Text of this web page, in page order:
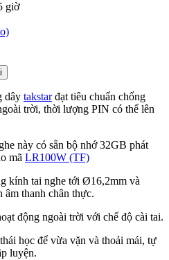
giờ
dây takstarđạt tiêu chuẩn chống
trời, thời lượng PIN có thể lên
này có sẵn bộ nhớ 32GB phát
mã LR100W (TF)
kính tai nghe tới Ø16,2mm và
âm thanh chân thực.
động ngoài trời với chế độ cài tai.
học để vừa vặn và thoải mái, tự
luyện.